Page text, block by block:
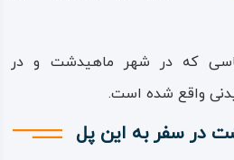
که در شهر ماهیدشت و در
واقع شده است.
در سفر به این پل